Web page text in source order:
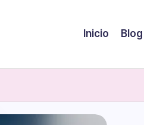
Inicio Blog